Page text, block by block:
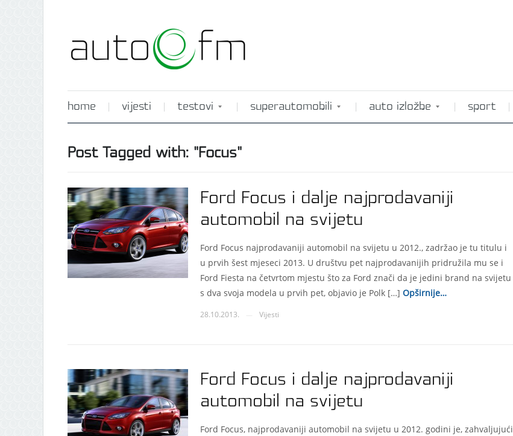
home vijesti testovi superautomobili auto izložbe sport
Post Tagged with: "Focus"
Ford Focus i dalje najprodavaniji
automobil na svijetu
Ford Focus najprodavaniji automobil na svijetu u 2012., zadržao je tu titulu i
u prvih šest mjeseci 2013. U društvu pet najprodavanijih pridružila mu se i
Ford Fiesta na četvrtom mjestu što za Ford znači da je jedini brand na svijetu
s dva svoja modela u prvih pet, objavio je Polk […] Opširnije…
28.10.2013. Vijesti
Ford Focus i dalje najprodavaniji
automobil na svijetu
Ford Focus, najprodavaniji automobil na svijetu u 2012. godini je, zahvaljujući